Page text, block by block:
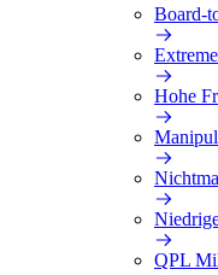
Board-
Hohe
QPL